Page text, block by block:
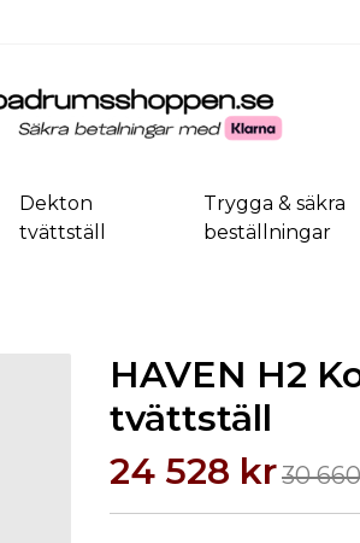
Dekton
tvättställ
Trygga & säkra
beställningar
HAVEN H2
tvättställ
24 528 kr30